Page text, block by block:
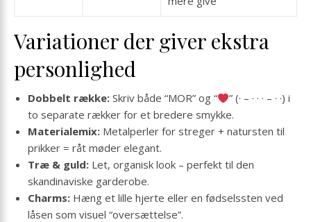
Variationer der giver ekstra
personlighed
Dobbelt række: Skriv både “MOR” og “
” (· – · · · – · ·) i
to separate rækker for et bredere smykke.
Materialemix: Metalperler for streger + natursten til
prikker = råt møder elegant.
Træ & guld: Let, organisk look – perfekt til den
skandinaviske garderobe.
Charms: Hæng et lille hjerte eller en fødselssten ved
låsen som visuel “oversættelse”.